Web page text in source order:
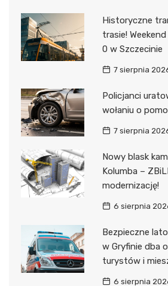
Historyczne
trasie!
0 w Szczecinie
7 sierpnia
Policjanci
wołaniu o
7 sierpnia
Nowy blask
Kolumba –
modernizację!
6 sierpnia
Bezpieczne
w Gryfinie dba
turystów i
6 sierpnia